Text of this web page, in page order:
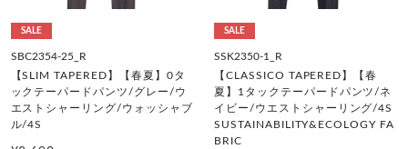
SALE
SBC2354-25_R
【SLIM TAPERED】【春夏】0タ
ックテーパードパンツ/グレー/ウ
エストシャーリング/ウォッシャブ
ル/4S
SALE
SSK2350-1_R
【CLASSICO TAPERED】【春
夏】1タックテーパードパンツ/ネ
イビー/ウエストシャーリング/4S
SUSTAINABILITY&ECOLOGY FA
BRIC